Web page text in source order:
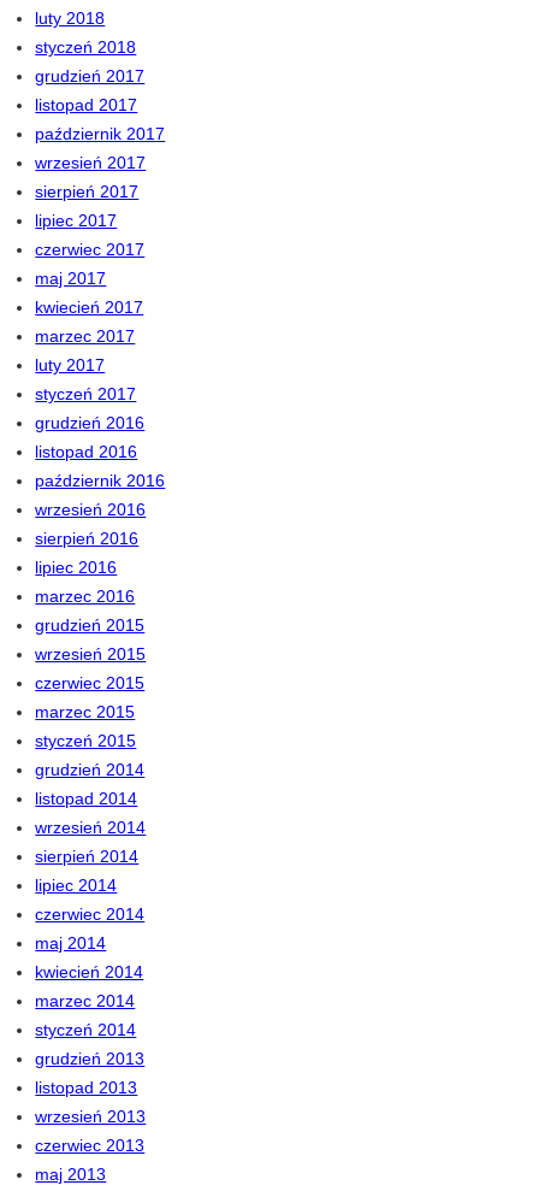
luty 2018
styczeń 2018
grudzień 2017
listopad 2017
październik 2017
wrzesień 2017
sierpień 2017
lipiec 2017
czerwiec 2017
maj 2017
kwiecień 2017
marzec 2017
luty 2017
styczeń 2017
grudzień 2016
listopad 2016
październik 2016
wrzesień 2016
sierpień 2016
lipiec 2016
marzec 2016
grudzień 2015
wrzesień 2015
czerwiec 2015
marzec 2015
styczeń 2015
grudzień 2014
listopad 2014
wrzesień 2014
sierpień 2014
lipiec 2014
czerwiec 2014
maj 2014
kwiecień 2014
marzec 2014
styczeń 2014
grudzień 2013
listopad 2013
wrzesień 2013
czerwiec 2013
maj 2013